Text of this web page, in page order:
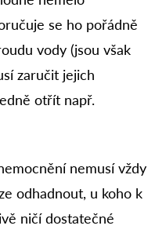
se ho pořádně
vody (jsou však
zaručit jejich
otřít např.
nemusí vždy
odhadnout, u koho k
ničí dostatečné